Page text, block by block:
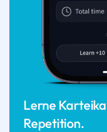
Lerne
Repetition.